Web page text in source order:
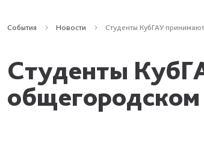
События Новости Студенты КубГАУ
Студенты